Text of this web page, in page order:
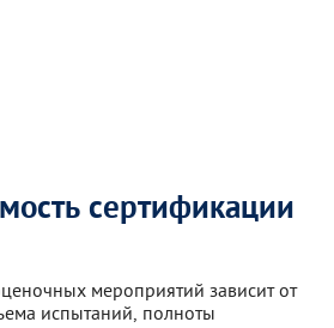
сертификации
мероприятий зависит от
испытаний, полноты